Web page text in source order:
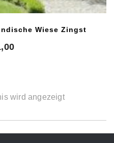
Wiese Zingst
wird angezeigt